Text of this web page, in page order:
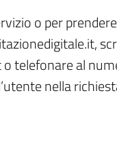
o per
telefonare al
nella